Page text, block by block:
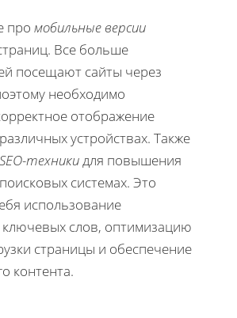
про мобильные версии
Все больше
посещают сайты через
необходимо
отображение
устройствах. Также
SEO-техникидля повышения
системах. Это
использование
слов, оптимизацию
страницы и обеспечение
контента.